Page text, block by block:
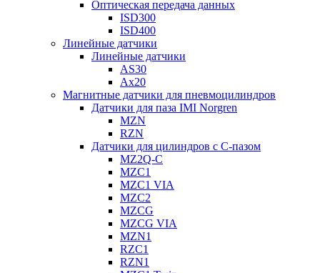
Оптическая передача данных
ISD300
ISD400
Линейные датчики
Линейные датчики
AS30
Ax20
Магнитные датчики для пневмоцилиндров
Датчики для паза IMI Norgren
MZN
RZN
Датчики для цилиндров с С-пазом
MZ2Q-C
MZC1
MZC1 VIA
MZC2
MZCG
MZCG VIA
MZN1
RZC1
RZN1